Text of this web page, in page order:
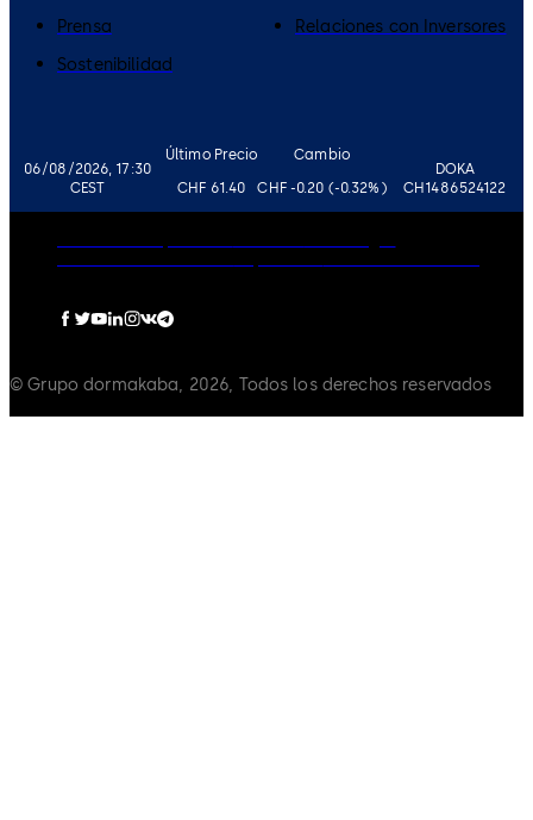
06/08/2026, 17:30
CEST
Último Precio
CHF 61.40
Cambio
CHF -0.20 (-0.32%)
DOKA
CH1486524122
Prensa
Relaciones con Inversores
Sostenibilidad
© Grupo dormakaba, 2026, Todos los derechos reservados